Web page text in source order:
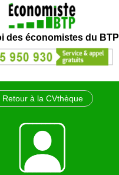
des économistes du BTP
Retour à la CVthèque